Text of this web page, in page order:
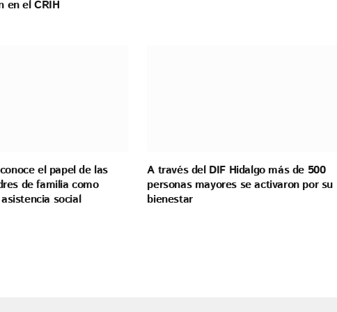
en el CRIH
el papel de las
de familia como
social
A través del DIF Hidalgo más de 500
personas mayores se activaron por su
bienestar